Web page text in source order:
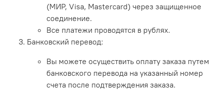
(МИР, Visa, Mastercard) через защищенное
соединение.
Все платежи проводятся в рублях.
Банковский перевод:
Вы можете осуществить оплату заказа путем
банковского перевода на указанный номер
счета после подтверждения заказа.